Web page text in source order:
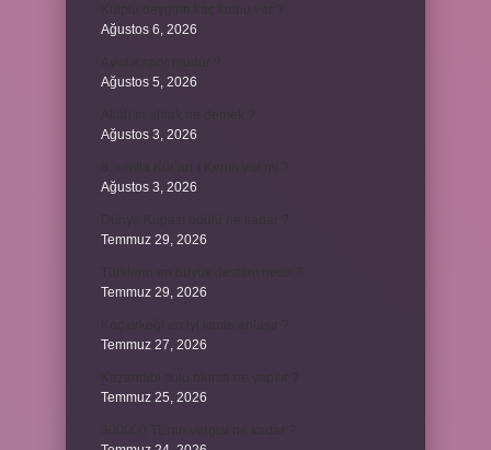
Ağustos 6, 2026
Ağustos 5, 2026
Ağustos 3, 2026
Ağustos 3, 2026
Temmuz 29, 2026
Temmuz 29, 2026
Temmuz 27, 2026
Temmuz 25, 2026